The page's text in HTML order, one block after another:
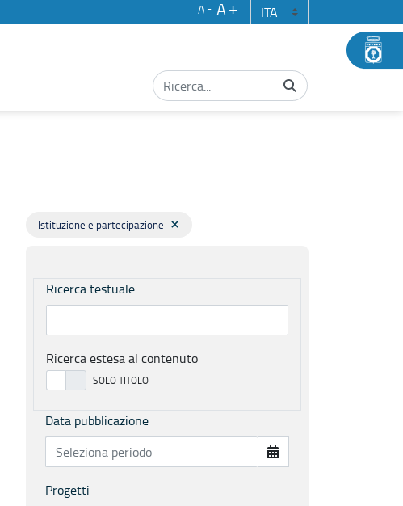
A
A
Istituzione e partecipazione
Ricerca testuale
Ricerca estesa al contenuto
Data pubblicazione
Progetti